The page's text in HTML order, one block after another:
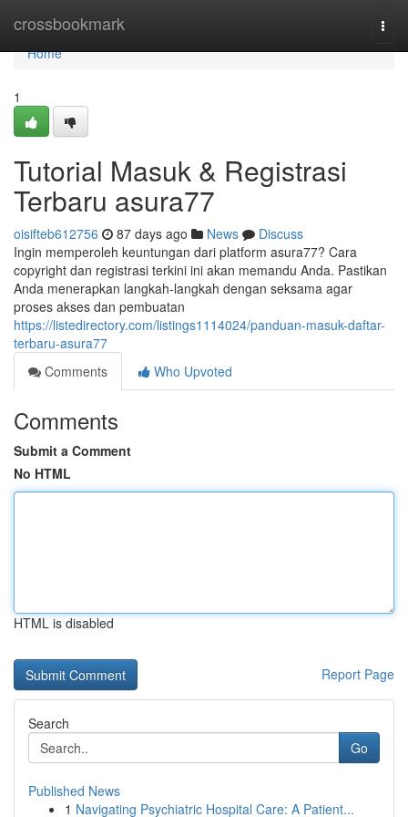
crossbookmark
Home
Home
1
Tutorial Masuk & Registrasi
Terbaru asura77
oisifteb612756 87 days ago News
Discuss
Ingin memperoleh keuntungan dari platform asura77? Cara
copyright dan registrasi terkini ini akan memandu Anda. Pastikan
Anda menerapkan langkah-langkah dengan seksama agar
proses akses dan pembuatan
https://listedirectory.com/listings1114024/panduan-masuk-daftar-
terbaru-asura77
Comments
Who Upvoted
Comments
Submit a Comment
No HTML
HTML is disabled
Report Page
Search
Go
Published News
1 Navigating Psychiatric Hospital Care: A Patient...